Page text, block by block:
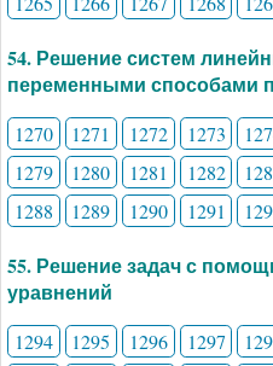
54. Решение систем
переменными способами
1270 1271 1272 1273
1279
1280 1281 1282
1288
1289 1290 1291
55. Решение задач с
уравнений
1294 1295 1296 1297